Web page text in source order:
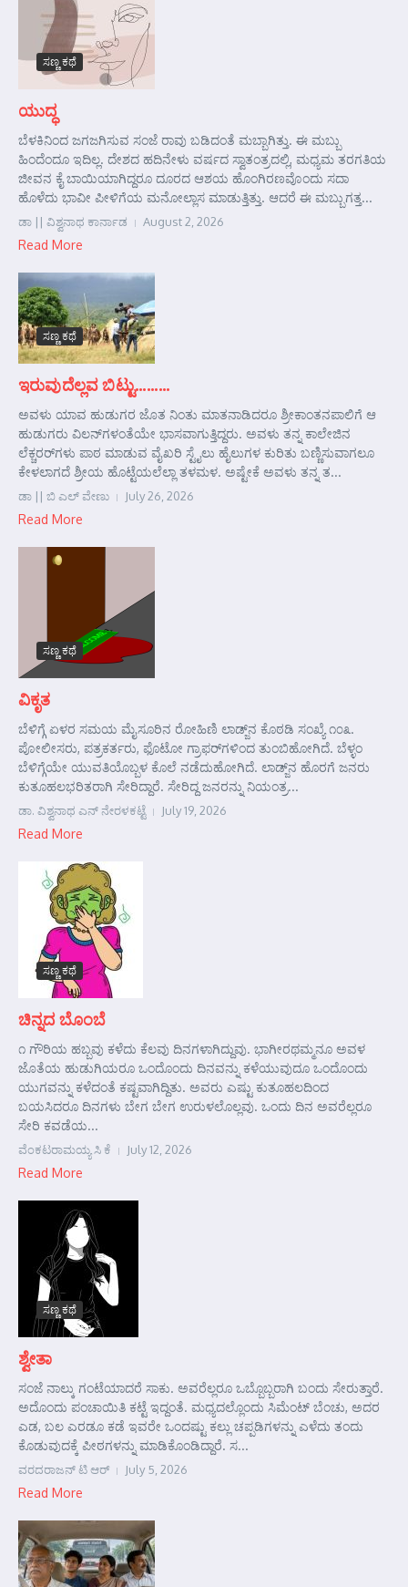
ಸಣ್ಣ ಕಥೆ
ಯುದ್ಧ
ಬೆಳಕಿನಿಂದ ಜಗಜಗಿಸುವ ಸಂಜೆ ರಾವು ಬಡಿದಂತೆ ಮಬ್ಬಾಗಿತ್ತು. ಈ ಮಬ್ಬು
ಹಿಂದೆಂದೂ ಇದಿಲ್ಲ. ದೇಶದ ಹದಿನೇಳು ವರ್ಷದ ಸ್ವಾತಂತ್ರದಲ್ಲಿ, ಮಧ್ಯಮ ತರಗತಿಯ
ಜೀವನ ಕೈ ಬಾಯಿಯಾಗಿದ್ದರೂ ದೂರದ ಆಶಯ ಹೊಂಗಿರಣವೊಂದು ಸದಾ
ಹೊಳೆದು ಭಾವೀ ಪೀಳಿಗೆಯ ಮನೋಲ್ಲಾಸ ಮಾಡುತ್ತಿತ್ತು. ಆದರೆ ಈ ಮಬ್ಬುಗತ್ತ...
ಡಾ || ವಿಶ್ವನಾಥ ಕಾರ್ನಾಡ August 2, 2026
Read More
ಸಣ್ಣ ಕಥೆ
ಇರುವುದೆಲ್ಲವ ಬಿಟ್ಟು………
ಅವಳು ಯಾವ ಹುಡುಗರ ಜೊತ ನಿಂತು ಮಾತನಾಡಿದರೂ ಶ್ರೀಕಾಂತನಪಾಲಿಗೆ ಆ
ಹುಡುಗರು ವಿಲನ್‌ಗಳಂತೆಯೇ ಭಾಸವಾಗುತ್ತಿದ್ದರು. ಅವಳು ತನ್ನ ಕಾಲೇಜಿನ
ಲೆಕ್ಚರರ್‌ಗಳು ಪಾಠ ಮಾಡುವ ವೈಖರಿ ಸ್ಟೈಲು ಹೈಲುಗಳ ಕುರಿತು ಬಣ್ಣಿಸುವಾಗಲೂ
ಕೇಳಲಾಗದೆ ಶ್ರೀಯ ಹೊಟ್ಟೆಯಲೆಲ್ಲಾ ತಳಮಳ. ಅಷ್ಟೇಕೆ ಅವಳು ತನ್ನ ತ...
ಡಾ || ಬಿ ಎಲ್ ವೇಣು July 26, 2026
Read More
ಸಣ್ಣ ಕಥೆ
ವಿಕೃತ
ಬೆಳಿಗ್ಗೆ ಏಳರ ಸಮಯ ಮೈಸೂರಿನ ರೋಹಿಣಿ ಲಾಡ್ಜ್‌ನ ಕೊಠಡಿ ಸಂಖ್ಯೆ ೧೦೩.
ಪೋಲೀಸರು, ಪತ್ರಕರ್ತರು, ಫೊಟೋ ಗ್ರಾಫರ್‌ಗಳಿಂದ ತುಂಬಿಹೋಗಿದೆ. ಬೆಳ್ಳಂ
ಬೆಳಿಗ್ಗೆಯೇ ಯುವತಿಯೊಬ್ಬಳ ಕೊಲೆ ನಡೆದುಹೋಗಿದೆ. ಲಾಡ್ಜ್‌ನ ಹೊರಗೆ ಜನರು
ಕುತೂಹಲಭರಿತರಾಗಿ ಸೇರಿದ್ದಾರೆ. ಸೇರಿದ್ದ ಜನರನ್ನು ನಿಯಂತ್ರ...
ಡಾ. ವಿಶ್ವನಾಥ ಎನ್ ನೇರಳಕಟ್ಟೆ July 19, 2026
Read More
ಸಣ್ಣ ಕಥೆ
ಚಿನ್ನದ ಬೊಂಬೆ
೧ ಗೌರಿಯ ಹಬ್ಬವು ಕಳೆದು ಕೆಲವು ದಿನಗಳಾಗಿದ್ದುವು. ಭಾಗೀರಥಮ್ಮನೂ ಅವಳ
ಜೊತೆಯ ಹುಡುಗಿಯರೂ ಒಂದೊಂದು ದಿನವನ್ನು ಕಳೆಯುವುದೂ ಒಂದೊಂದು
ಯುಗವನ್ನು ಕಳೆದಂತೆ ಕಷ್ಟವಾಗಿದ್ದಿತು. ಅವರು ಎಷ್ಟು ಕುತೂಹಲದಿಂದ
ಬಯಸಿದರೂ ದಿನಗಳು ಬೇಗ ಬೇಗ ಉರುಳಲೊಲ್ಲವು. ಒಂದು ದಿನ ಅವರೆಲ್ಲರೂ
ಸೇರಿ ಕವಡೆಯ...
ವೆಂಕಟರಾಮಯ್ಯ ಸಿ ಕೆ July 12, 2026
Read More
ಸಣ್ಣ ಕಥೆ
ಶ್ವೇತಾ
ಸಂಜೆ ನಾಲ್ಕು ಗಂಟೆಯಾದರೆ ಸಾಕು. ಅವರೆಲ್ಲರೂ ಒಬ್ಬೊಬ್ಬರಾಗಿ ಬಂದು ಸೇರುತ್ತಾರೆ.
ಅದೊಂದು ಪಂಚಾಯಿತಿ ಕಟ್ಟೆ ಇದ್ದಂತೆ. ಮಧ್ಯದಲ್ಲೊಂದು ಸಿಮೆಂಟ್ ಬೆಂಚು, ಅದರ
ಎಡ, ಬಲ ಎರಡೂ ಕಡೆ ಇವರೇ ಒಂದಷ್ಟು ಕಲ್ಲು ಚಪ್ಪಡಿಗಳನ್ನು ಎಳೆದು ತಂದು
ಕೊಡುವುದಕ್ಕೆ ಪೀಠಗಳನ್ನು ಮಾಡಿಕೊಂಡಿದ್ದಾರೆ. ಸ...
ವರದರಾಜನ್ ಟಿ ಆರ್ July 5, 2026
Read More